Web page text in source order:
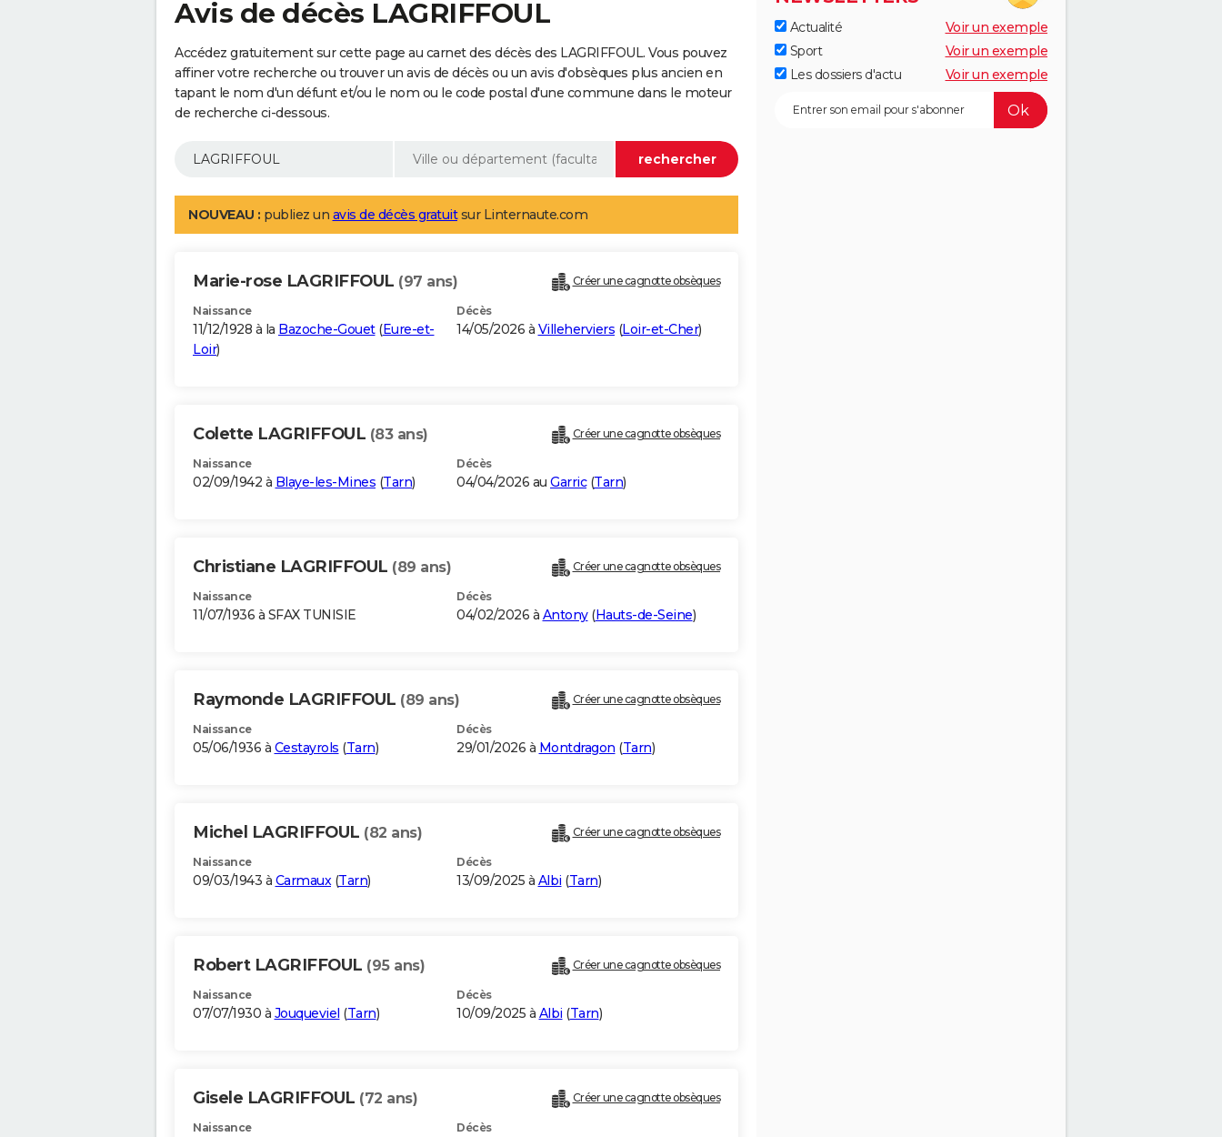
Avis de décès LAGRIFFOUL
Accédez gratuitement sur cette page au carnet des décès des LAGRIFFOUL. Vous pouvez
affiner votre recherche ou trouver un avis de décès ou un avis d'obsèques plus ancien en
tapant le nom d'un défunt et/ou le nom ou le code postal d'une commune dans le moteur
de recherche ci-dessous.
NOUVEAU : publiez un avis de décès gratuitsur Linternaute.com
Marie-rose LAGRIFFOUL (97 ans) Créer une cagnotte obsèques
Naissance
11/12/1928 à la Bazoche-Gouet(Eure-et-
Loir)
Décès
14/05/2026 à Villeherviers (Loir-et-Cher)
Colette LAGRIFFOUL (83 ans) Créer une cagnotte obsèques
Naissance
02/09/1942 à Blaye-les-Mines (Tarn)
Décès
04/04/2026 au Garric(Tarn)
Christiane LAGRIFFOUL (89 ans) Créer une cagnotte obsèques
Naissance
11/07/1936 à SFAX TUNISIE
Décès
04/02/2026 à Antony(Hauts-de-Seine)
Raymonde LAGRIFFOUL (89 ans) Créer une cagnotte obsèques
Naissance
05/06/1936 à Cestayrols (Tarn)
Décès
29/01/2026 à Montdragon (Tarn)
Michel LAGRIFFOUL (82 ans) Créer une cagnotte obsèques
Naissance
09/03/1943 à Carmaux(Tarn)
Décès
13/09/2025 à Albi (Tarn)
Robert LAGRIFFOUL (95 ans) Créer une cagnotte obsèques
Naissance
07/07/1930 à Jouqueviel (Tarn)
Décès
10/09/2025 à Albi (Tarn)
Gisele LAGRIFFOUL (72 ans) Créer une cagnotte obsèques
Naissance Décès
Actualité
Voir un exemple
Sport
Voir un exemple
Les dossiers d'actu
Voir un exemple